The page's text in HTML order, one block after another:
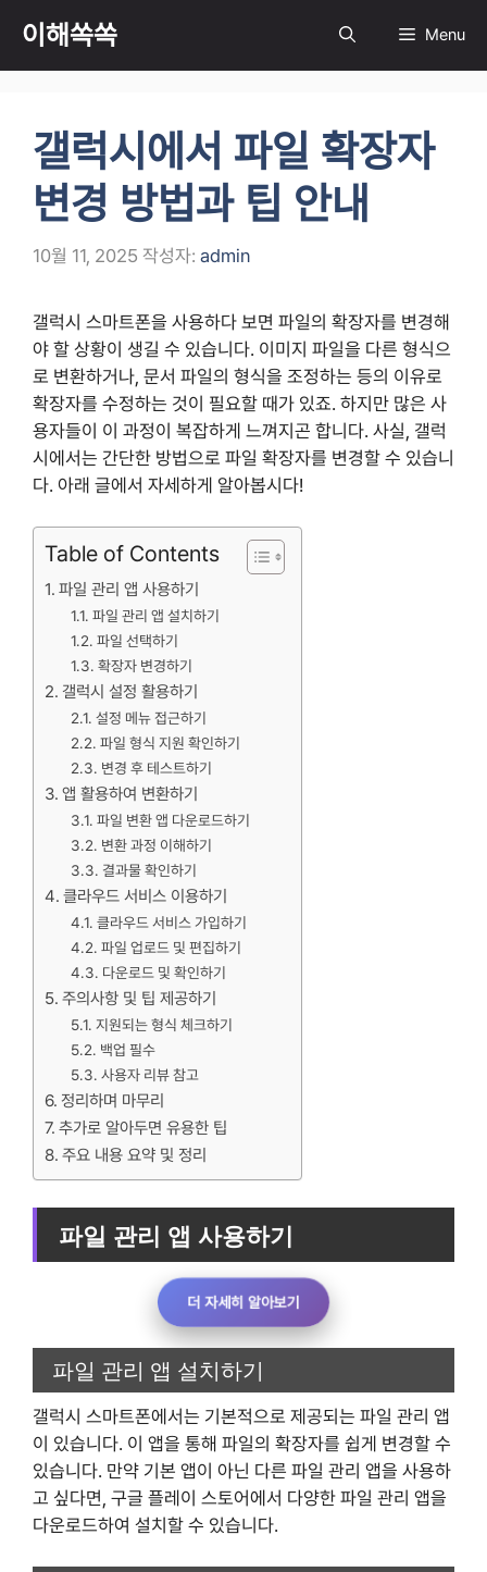
츠
이해쏙쏙 Menu
갤럭시에서 파일 확장자
변경 방법과 팁 안내
10월 11, 2025 작성자: admin
갤럭시 스마트폰을 사용하다 보면 파일의 확장자를 변경해
야 할 상황이 생길 수 있습니다. 이미지 파일을 다른 형식으
로 변환하거나, 문서 파일의 형식을 조정하는 등의 이유로
확장자를 수정하는 것이 필요할 때가 있죠. 하지만 많은 사
용자들이 이 과정이 복잡하게 느껴지곤 합니다. 사실, 갤럭
시에서는 간단한 방법으로 파일 확장자를 변경할 수 있습니
다. 아래 글에서 자세하게 알아봅시다!
Table of Contents
파일 관리 앱 사용하기
파일 관리 앱 설치하기
파일 선택하기
확장자 변경하기
갤럭시 설정 활용하기
설정 메뉴 접근하기
파일 형식 지원 확인하기
변경 후 테스트하기
앱 활용하여 변환하기
파일 변환 앱 다운로드하기
변환 과정 이해하기
결과물 확인하기
클라우드 서비스 이용하기
클라우드 서비스 가입하기
파일 업로드 및 편집하기
다운로드 및 확인하기
주의사항 및 팁 제공하기
지원되는 형식 체크하기
백업 필수
사용자 리뷰 참고
정리하며 마무리
추가로 알아두면 유용한 팁
주요 내용 요약 및 정리
파일 관리 앱 사용하기
더 자세히 알아보기
파일 관리 앱 설치하기
갤럭시 스마트폰에서는 기본적으로 제공되는 파일 관리 앱
이 있습니다. 이 앱을 통해 파일의 확장자를 쉽게 변경할 수
있습니다. 만약 기본 앱이 아닌 다른 파일 관리 앱을 사용하
고 싶다면, 구글 플레이 스토어에서 다양한 파일 관리 앱을
다운로드하여 설치할 수 있습니다.